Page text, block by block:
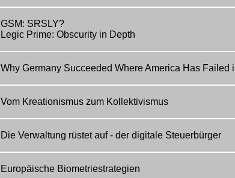
GSM: SRSLY?
Legic Prime: Obscurity in Depth
Why Germany Succeeded Where America Has
Vom Kreationismus zum Kollektivismus
Die Verwaltung rüstet auf - der digitale Steuerbürger
Europäische Biometriestrategien